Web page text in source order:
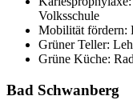
Volksschule
Mobilität fördern:
Grüner Teller:
Grüne Küche:
Bad Schwanberg